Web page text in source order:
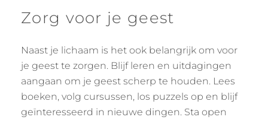
Zorg voor je geest
Naast je lichaam is het ook belangrijk om voor
je geest te zorgen. Blijf leren en uitdagingen
aangaan om je geest scherp te houden. Lees
boeken, volg cursussen, los puzzels op en blijf
geïnteresseerd in nieuwe dingen. Sta open